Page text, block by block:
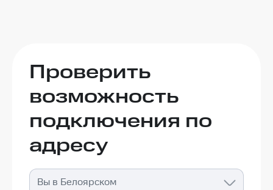
Проверить
возможность
подключения по
адресу
Вы в Белоярском